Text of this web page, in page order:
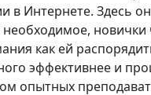
в Интернете. Здесь
новички
как ей
эффективнее и
опытных